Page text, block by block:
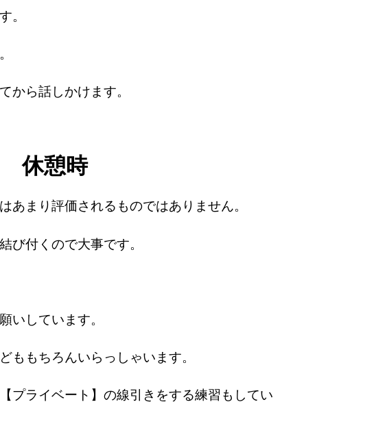
。
から話しかけます。
休憩時
あまり評価されるものではありません。
び付くので大事です。
いしています。
も もちろんいらっしゃいます。
【プライベート】の線引きをする練習もしてい